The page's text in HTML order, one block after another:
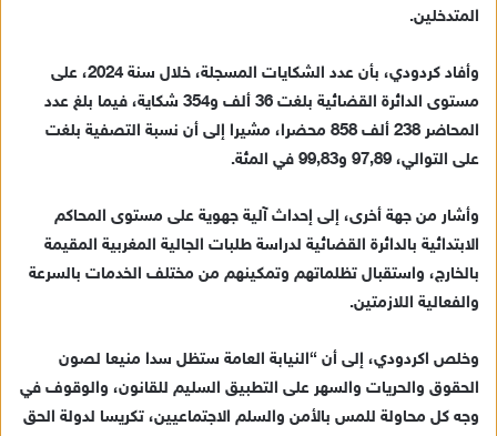
المتدخلين.
وأفاد كردودي، بأن عدد الشكايات المسجلة، خلال سنة 2024، على
مستوى الدائرة القضائية بلغت 36 ألف و354 شكاية، فيما بلغ عدد
المحاضر 238 ألف 858 محضرا، مشيرا إلى أن نسبة التصفية بلغت
على التوالي، 97,89 و99,83 في المئة.
وأشار من جهة أخرى، إلى إحداث آلية جهوية على مستوى المحاكم
الابتدائية بالدائرة القضائية لدراسة طلبات الجالية المغربية المقيمة
بالخارج، واستقبال تظلماتهم وتمكينهم من مختلف الخدمات بالسرعة
والفعالية اللازمتين.
وخلص اكردودي، إلى أن “النيابة العامة ستظل سدا منيعا لصون
الحقوق والحريات والسهر على التطبيق السليم للقانون، والوقوف في
وجه كل محاولة للمس بالأمن والسلم الاجتماعيين، تكريسا لدولة الحق